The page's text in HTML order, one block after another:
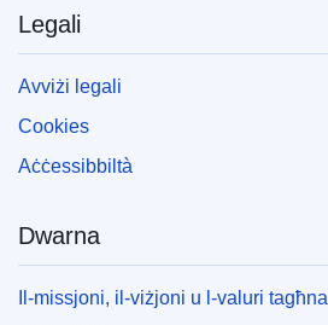
Legali
Avviżi legali
Cookies
Aċċessibbiltà
Dwarna
Il-missjoni, il-viżjoni u l-valuri tagħna